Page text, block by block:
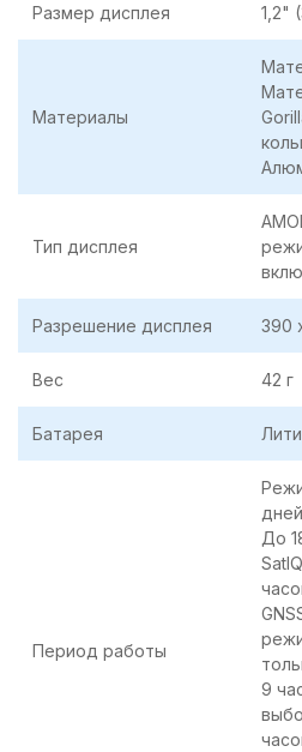
Размер дисплея 1,2"
Материалы
Тип дисплея
Разрешение дисплея 390
Вес 42 г
Батарея
Период работы
До
9